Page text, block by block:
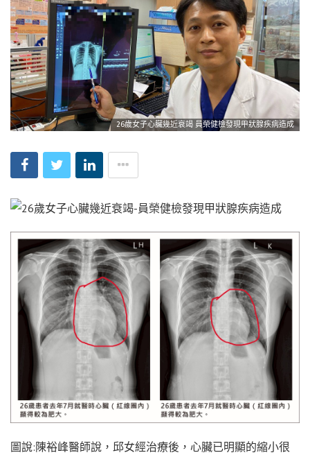
26歲女子心臟幾近衰竭 員榮健檢發現甲狀腺疾病造成
圖說:陳裕峰醫師說，邱女經治療後，心臟已明顯的縮小很